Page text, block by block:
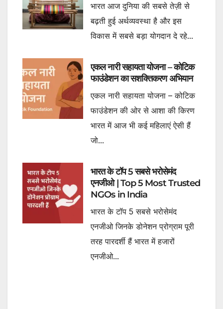
भारत आज दुनिया की सबसे तेज़ी से
बढ़ती हुई अर्थव्यवस्था है और इस
विकास में सबसे बड़ा योगदान दे रहे...
एकल नारी सहायता योजना – कोटिक
फाउंडेशन का सशक्तिकरण अभियान
एकल नारी सहायता योजना – कोटिक
फाउंडेशन की ओर से आशा की किरण
भारत में आज भी कई महिलाएं ऐसी हैं
जो...
भारत के टॉप 5 सबसे भरोसेमंद
एनजीओ | Top 5 Most Trusted
NGOs in India
भारत के टॉप 5 सबसे भरोसेमंद
एनजीओ जिनके डोनेशन प्रोग्राम पूरी
तरह पारदर्शी हैं भारत में हजारों
एनजीओ...